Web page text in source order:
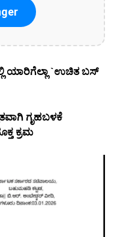
ಯಾರಿಗೆಲ್ಲಾ `ಉಚಿತ ಬಸ್
ಗೃಹಬಳಕೆ
ಕ್ರಮ